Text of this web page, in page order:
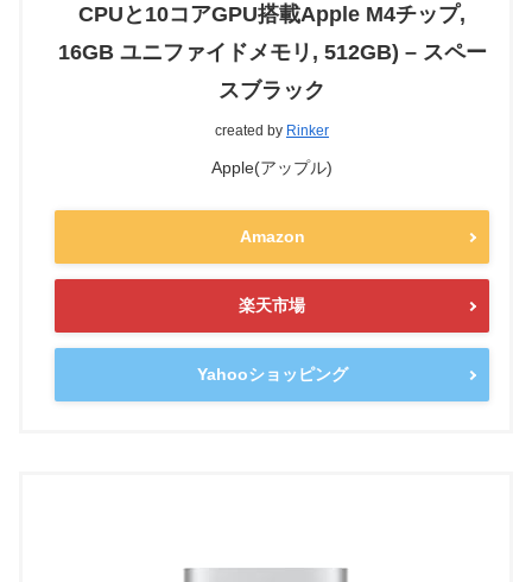
CPUと10コアGPU搭載Apple M4チップ,
16GB ユニファイドメモリ, 512GB) – スペー
スブラック
created by Rinker
Apple(アップル)
Amazon
楽天市場
Yahooショッピング